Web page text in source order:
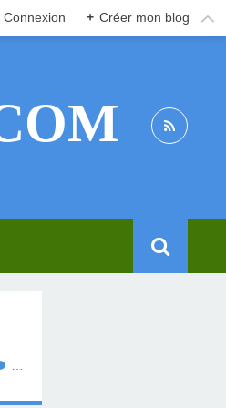
Connexion + Créer mon blog
…